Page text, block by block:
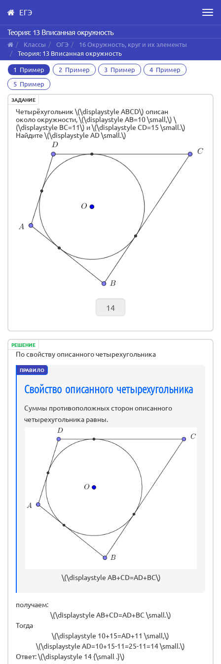
Skip
to
main
content
ЕГЭ
Теория: 13 Вписанная окружность
Классы ОГЭ
16 Окружность, круг и их элементы
Теория: 13 Вписанная окружность
1 Пример
2 Пример 3 Пример
4 Пример
5 Пример
ЗАДАНИЕ
Четырёхугольник \(\displaystyle ABCD\) описан
около окружности, \(\displaystyle AB=10 \small,\) \
(\displaystyle BC=11\) и \(\displaystyle CD=15 \small.\)
Найдите \(\displaystyle AD \small.\)
РЕШЕНИЕ
По свойству описанного четырехугольника
ПРАВИЛО
Свойство описанного четырехугольника
Суммы противоположных сторон описанного
четырехугольника равны.
\(\displaystyle AB+CD=AD+BC\)
получаем:
\(\displaystyle AB+CD=AD+BC \small.\)
Тогда
\(\displaystyle 10+15=AD+11 \small,\)
\(\displaystyle AD=10+15-11=25-11=14 \small.\)
Ответ: \(\displaystyle 14 {\small .}\)